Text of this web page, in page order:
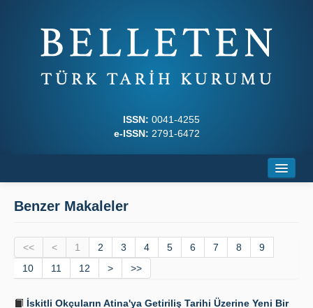
ISSN: 0041-4255
e-ISSN: 2791-6472
Dergi Kurulları
Yazım Kuralları
İlkeler
Benzer Makaleler
<< < 1 2 3 4 5 6 7 8
9
10
11 12 > >>
İskitli Okçuların Atina'ya Getiriliş Tarihi Üzerine Yeni Bir